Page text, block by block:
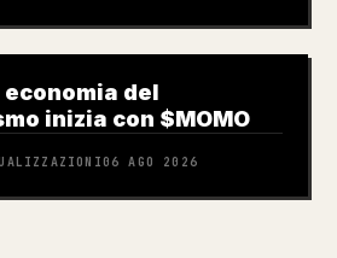
economia del
inizia con $MOMO
06 AGO 2026